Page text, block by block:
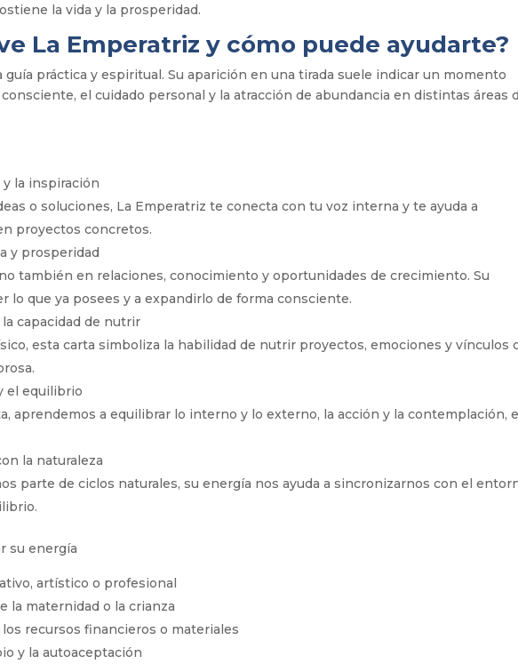
la vida y la prosperidad.
La Emperatriz y cómo puede ayudarte?
guía práctica y espiritual. Su aparición en una tirada suele indicar un momento
el cuidado personal y la atracción de abundancia en distintas áreas
la inspiración
o soluciones, La Emperatriz te conecta con tu voz interna y te ayuda a
proyectos concretos.
y prosperidad
también en relaciones, conocimiento y oportunidades de crecimiento. Su
lo que ya posees y a expandirlo de forma consciente.
capacidad de nutrir
esta carta simboliza la habilidad de nutrir proyectos, emociones y vínculos
el equilibrio
aprendemos a equilibrar lo interno y lo externo, la acción y la contemplación,
la naturaleza
parte de ciclos naturales, su energía nos ayuda a sincronizarnos con el
su energía
artístico o profesional
la maternidad o la crianza
recursos financieros o materiales
y la autoaceptación